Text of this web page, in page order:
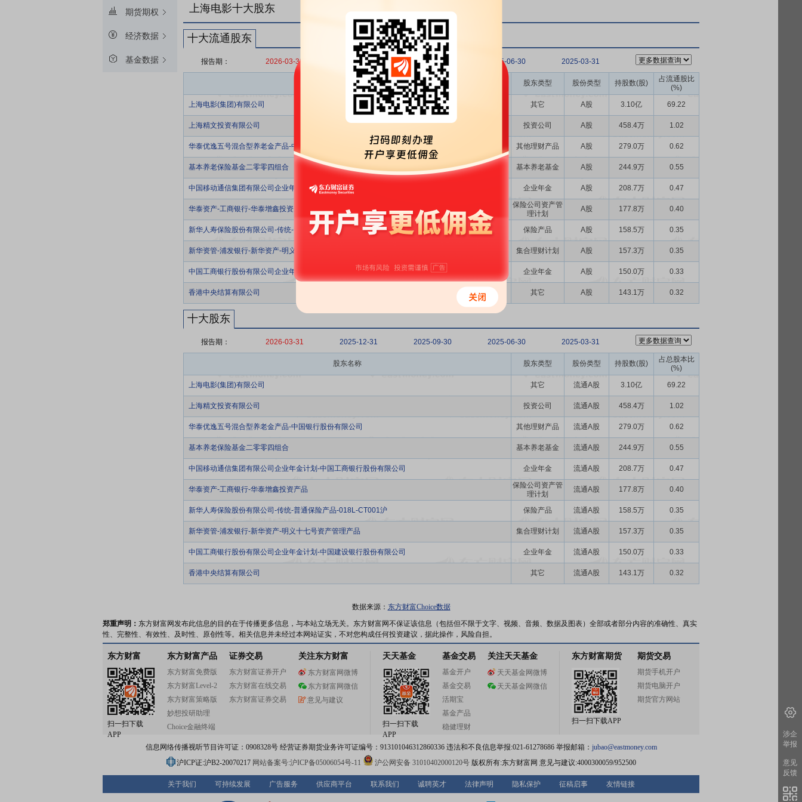
期货期权
经济数据
基金数据
上海电影十大股东
十大流通股东
报告期： 2026-03-31 2025-12-31 2025-09-30 2025-06-30 2025-03-31
股东名称 股东类型 股份类型 持股数(股)
占流通股比
(%)
上海电影(集团)有限公司
其它 A股 3.10亿 69.22
上海精文投资有限公司 投资公司 A股 458.4万 1.02
华泰优逸五号混合型养老金产品-中国银行股份有限公司 其他理财产品 A股 279.0万 0.62
基本养老保险基金二零零四组合 基本养老基金 A股 244.9万 0.55
中国移动通信集团有限公司企业年金计划-中国工商银行股份有限公司 企业年金 A股 208.7万 0.47
华泰资产-工商银行-华泰增鑫投资产品
保险公司资产管
理计划
A股 177.8万 0.40
新华人寿保险股份有限公司-传统-普通保险产品-018L-CT001沪 保险产品 A股 158.5万 0.35
新华资管-浦发银行-新华资产-明义十七号资产管理产品 集合理财计划 A股 157.3万 0.35
中国工商银行股份有限公司企业年金计划-中国建设银行股份有限公司 企业年金 A股 150.0万 0.33
香港中央结算有限公司 其它 A股 143.1万 0.32
十大股东
报告期： 2026-03-31 2025-12-31 2025-09-30 2025-06-30 2025-03-31
股东名称 股东类型 股份类型 持股数(股)
占总股本比
(%)
上海电影(集团)有限公司
其它 流通A股 3.10亿 69.22
上海精文投资有限公司 投资公司 流通A股 458.4万 1.02
华泰优逸五号混合型养老金产品-中国银行股份有限公司 其他理财产品 流通A股 279.0万 0.62
基本养老保险基金二零零四组合 基本养老基金 流通A股 244.9万 0.55
中国移动通信集团有限公司企业年金计划-中国工商银行股份有限公司 企业年金 流通A股 208.7万 0.47
华泰资产-工商银行-华泰增鑫投资产品
保险公司资产管
理计划
流通A股 177.8万 0.40
新华人寿保险股份有限公司-传统-普通保险产品-018L-CT001沪 保险产品 流通A股 158.5万 0.35
新华资管-浦发银行-新华资产-明义十七号资产管理产品 集合理财计划 流通A股 157.3万 0.35
中国工商银行股份有限公司企业年金计划-中国建设银行股份有限公司 企业年金 流通A股 150.0万 0.33
香港中央结算有限公司 其它 流通A股 143.1万 0.32
数据来源： 东方财富Choice数据
郑重声明： 东方财富网发布此信息的目的在于传播更多信息，与本站立场无关。东方财富网不保证该信息（包括但不限于文字、视频、音频、数据及图表）全部或者部分内容的准确性、真实
性、完整性、有效性、及时性、原创性等。相关信息并未经过本网站证实，不对您构成任何投资建议，据此操作，风险自担。
东方财富
扫一扫下载
APP
东方财富产品
东方财富免费版
东方财富Level-2
东方财富策略版
妙想投研助理
Choice金融终端
证券交易
东方财富证券开户
东方财富在线交易
东方财富证券交易
关注东方财富
东方财富网微博
东方财富网微信
意见与建议
天天基金
扫一扫下载
APP
基金交易
基金开户
基金交易
活期宝
基金产品
稳健理财
关注天天基金
天天基金网微博
天天基金网微信
东方财富期货
扫一扫下载APP
期货交易
期货手机开户
期货电脑开户
期货官方网站
信息网络传播视听节目许可证：0908328号 经营证券期货业务许可证编号：913101046312860336 违法和不良信息举报:021-61278686 举报邮箱： jubao@eastmoney.com
沪ICP证:沪B2-20070217 网站备案号:沪ICP备05006054号-11 沪公网安备 31010402000120号版权所有:东方财富网 意见与建议:4000300059/952500
关于我们 可持续发展 广告服务 供应商平台 联系我们 诚聘英才 法律声明 隐私保护 征稿启事 友情链接
涉企
举报
意见
反馈